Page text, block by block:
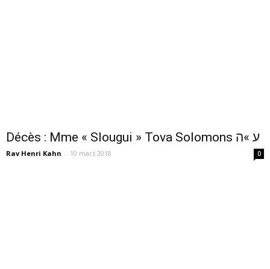
Décès : Mme « Slougui » Tova Solomons ע »ה
Rav Henri Kahn - 10 mars 2018 0